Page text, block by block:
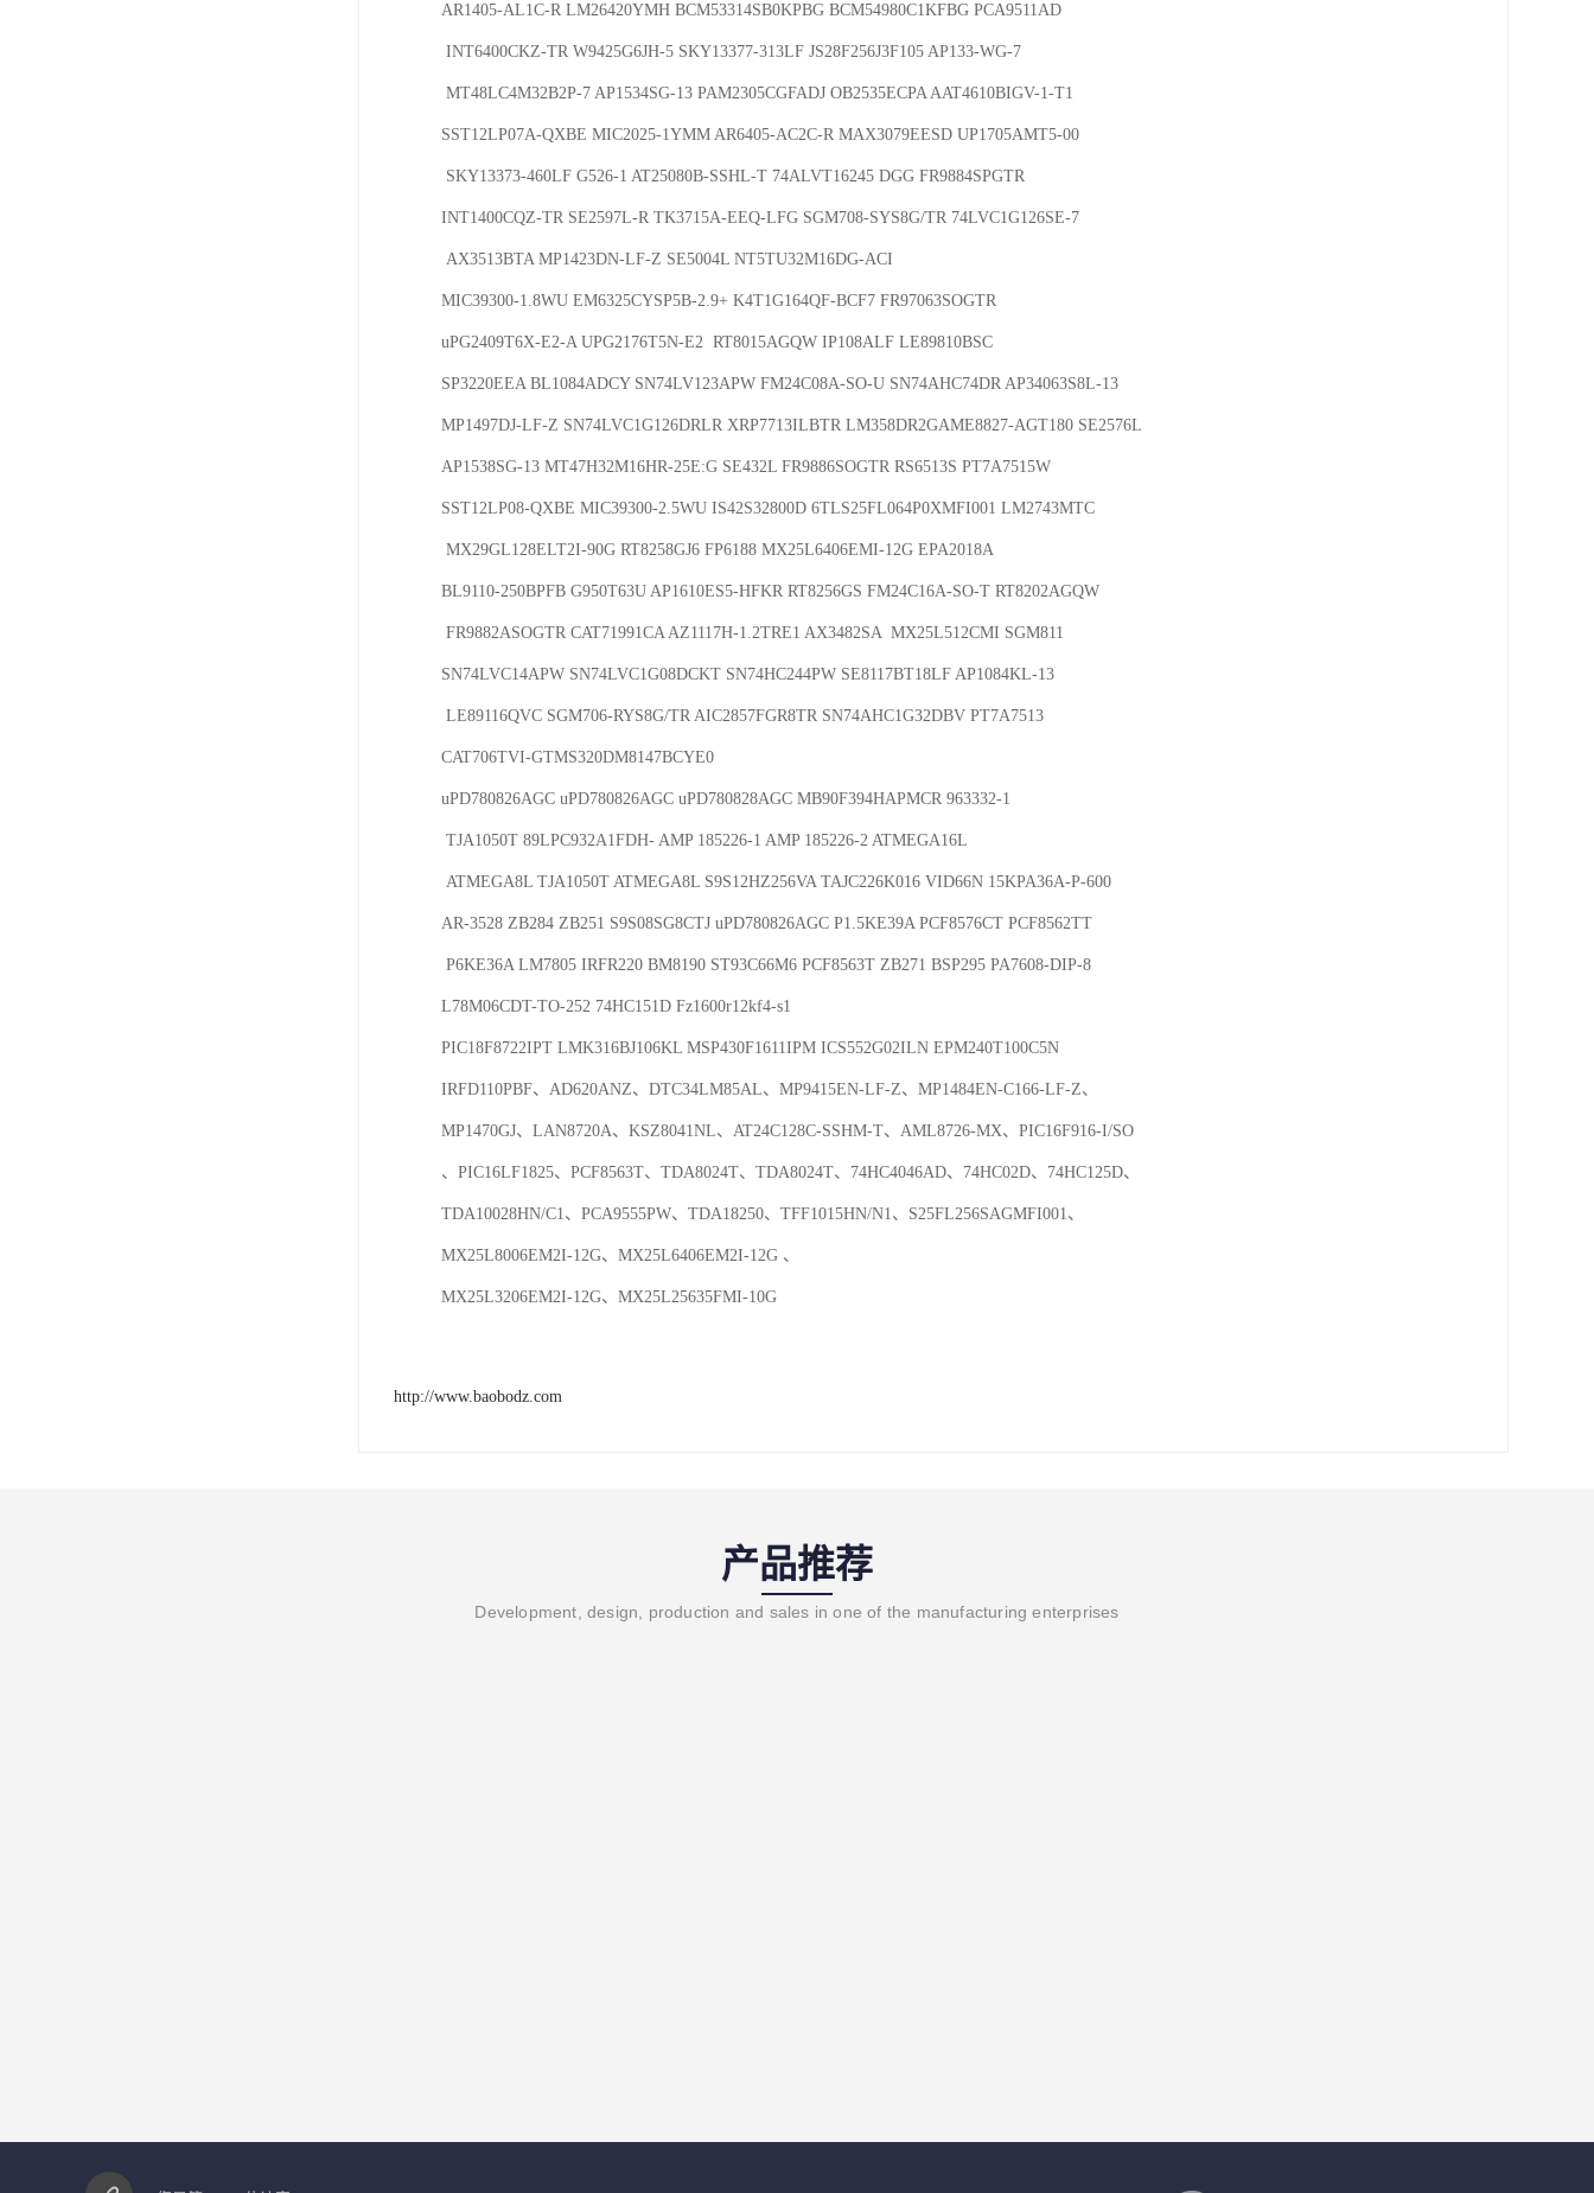
AR1405-AL1C-R LM26420YMH BCM53314SB0KPBG BCM54980C1KFBG PCA9511AD
SST12LP07A-QXBE MIC2025-1YMM AR6405-AC2C-R MAX3079EESD UP1705AMT5-00
INT1400CQZ-TR SE2597L-R TK3715A-EEQ-LFG SGM708-SYS8G/TR 74LVC1G126SE-7
MIC39300-1.8WU EM6325CYSP5B-2.9+ K4T1G164QF-BCF7 FR97063SOGTR
uPG2409T6X-E2-A UPG2176T5N-E2  RT8015AGQW IP108ALF LE89810BSC
SP3220EEA BL1084ADCY SN74LV123APW FM24C08A-SO-U SN74AHC74DR AP34063S8L-13
MP1497DJ-LF-Z SN74LVC1G126DRLR XRP7713ILBTR LM358DR2GAME8827-AGT180 SE2576L
AP1538SG-13 MT47H32M16HR-25E:G SE432L FR9886SOGTR RS6513S PT7A7515W
SST12LP08-QXBE MIC39300-2.5WU IS42S32800D 6TLS25FL064P0XMFI001 LM2743MTC
BL9110-250BPFB G950T63U AP1610ES5-HFKR RT8256GS FM24C16A-SO-T RT8202AGQW
SN74LVC14APW SN74LVC1G08DCKT SN74HC244PW SE8117BT18LF AP1084KL-13
CAT706TVI-GTMS320DM8147BCYE0
uPD780826AGC uPD780826AGC uPD780828AGC MB90F394HAPMCR 963332-1
AR-3528 ZB284 ZB251 S9S08SG8CTJ uPD780826AGC P1.5KE39A PCF8576CT PCF8562TT
L78M06CDT-TO-252 74HC151D Fz1600r12kf4-s1
PIC18F8722IPT LMK316BJ106KL MSP430F1611IPM ICS552G02ILN EPM240T100C5N
IRFD110PBF、AD620ANZ、DTC34LM85AL、MP9415EN-LF-Z、MP1484EN-C166-LF-Z、
MP1470GJ、LAN8720A、KSZ8041NL、AT24C128C-SSHM-T、AML8726-MX、PIC16F916-I/SO
、PIC16LF1825、PCF8563T、TDA8024T、TDA8024T、74HC4046AD、74HC02D、74HC125D、
TDA10028HN/C1、PCA9555PW、TDA18250、TFF1015HN/N1、S25FL256SAGMFI001、
MX25L8006EM2I-12G、MX25L6406EM2I-12G 、
MX25L3206EM2I-12G、MX25L25635FMI-10G
http://www.baobodz.com
产品推荐
Development, design, production and sales in one of the manufacturing enterprises